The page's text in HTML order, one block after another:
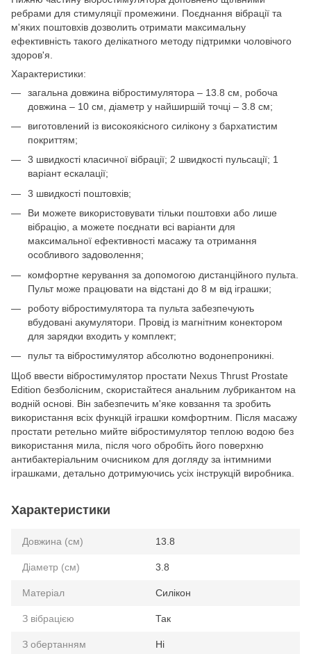
ребрами для стимуляції промежини. Поєднання вібрації та
м'яких поштовхів дозволить отримати максимальну
ефективність такого делікатного методу підтримки чоловічого
здоров'я.
Характеристики:
загальна довжина вібростимулятора – 13.8 см, робоча
довжина – 10 см, діаметр у найширшій точці – 3.8 см;
виготовлений із високоякісного силікону з бархатистим
покриттям;
3 швидкості класичної вібрації; 2 швидкості пульсації; 1
варіант ескалації;
3 швидкості поштовхів;
Ви можете використовувати тільки поштовхи або лише
вібрацію, а можете поєднати всі варіанти для
максимальної ефективності масажу та отримання
особливого задоволення;
комфортне керування за допомогою дистанційного пульта.
Пульт може працювати на відстані до 8 м від іграшки;
роботу вібростимулятора та пульта забезпечують
вбудовані акумулятори. Провід із магнітним конектором
для зарядки входить у комплект;
пульт та вібростимулятор абсолютно водонепроникні.
Щоб ввести вібростимулятор простати Nexus Thrust Prostate
Edition безболісним, скористайтеся анальним лубрикантом на
водній основі. Він забезпечить м'яке ковзання та зробить
використання всіх функцій іграшки комфортним. Після масажу
простати ретельно мийте вібростимулятор теплою водою без
використання мила, після чого обробіть його поверхню
антибактеріальним очисником для догляду за інтимними
іграшками, детально дотримуючись усіх інструкцій виробника.
Характеристики
Довжина (см) 13.8
Діаметр (см) 3.8
Матеріал Силікон
З вібрацією Так
З обертанням Ні